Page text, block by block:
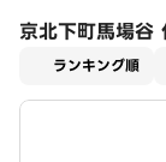
京北下町馬場谷
ランキング順